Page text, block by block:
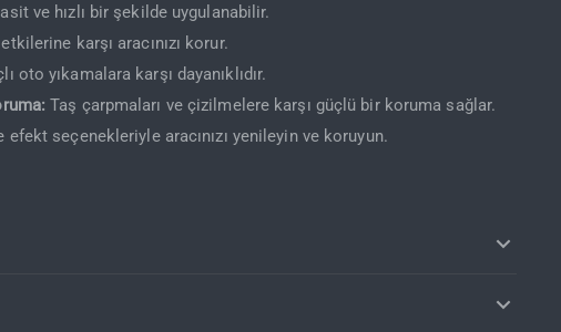
ve hızlı bir şekilde uygulanabilir.
karşı aracınızı korur.
oto yıkamalara karşı dayanıklıdır.
Taş çarpmaları ve çizilmelere karşı güçlü bir koruma sağlar.
efekt seçenekleriyle aracınızı yenileyin ve koruyun.